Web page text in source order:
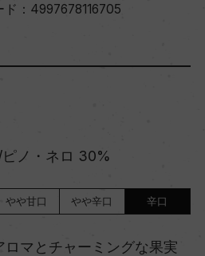
： 4997678116705
ノ・ネロ 30%
やや甘口 やや辛口 辛口
ロマとチャーミングな果実